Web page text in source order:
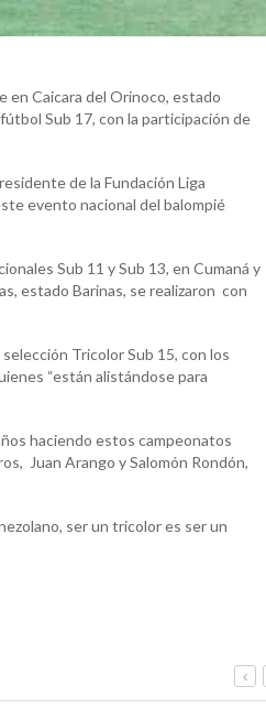
en Caicara del Orinoco, estado
Sub 17, con la participación de
de la Fundación Liga
evento nacional del balompié
Sub 11 y Sub 13, en Cumaná y
estado Barinas, se realizaron con
Tricolor Sub 15, con los
“están alistándose para
haciendo estos campeonatos
Juan Arango y Salomón Rondón,
ser un tricolor es ser un